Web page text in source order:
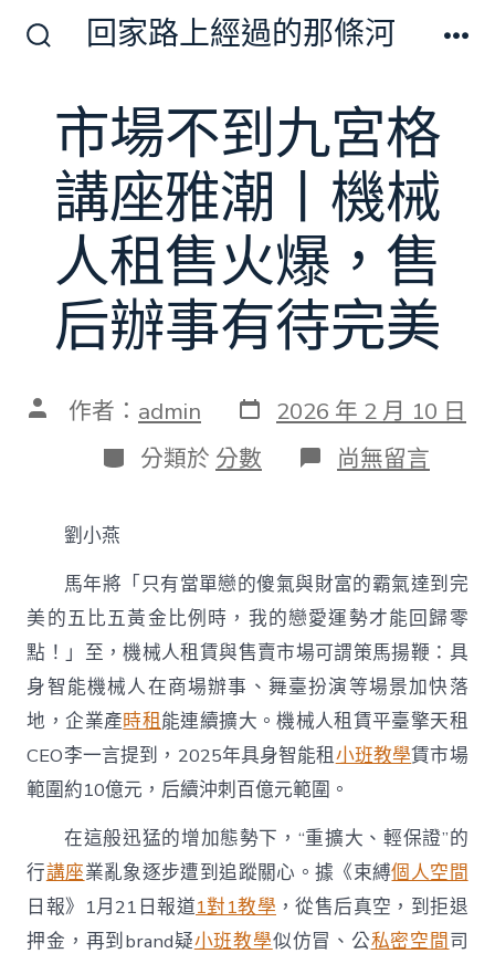
換
關
回家路上經過的那條河
市場不到九宮格
講座雅潮丨機械
人租售火爆，售
后辦事有待完美
文 作者： admin 發
表
日
期
2026 年 2 月 10 日
分
類
分類於 分數 在
〈市
九
宮
格
講
座
雅
潮
丨
機
械
人
售
火
爆，
售
后
辦
尚無留言
劉小燕
馬年將「只有當單戀的傻氣與財富的霸氣達到完
美的五比五黃金比例時，我的戀愛運勢才能回歸零
點！」至，機械人租賃與售賣市場可謂策馬揚鞭：具
身智能機械人在商場辦事、舞臺扮演等場景加快落
地，企業產時租能連續擴大。機械人租賃平臺擎天租
CEO李一言提到，2025年具身智能租小班教學賃市場
範圍約10億元，后續沖刺百億元範圍。
在這般迅猛的增加態勢下，“重擴大、輕保證”的
行講座業亂象逐步遭到追蹤關心。據《束縛個人空間
日報》1月21日報道1對1教學 ，從售后真空，到拒退
押金，再到brand疑小班教學似仿冒、公私密空間 司